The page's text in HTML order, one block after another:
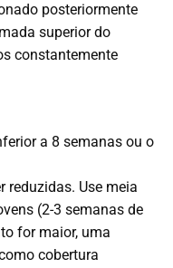
posteriormente
superior do
constantemente
a 8 semanas ou o
reduzidas. Use meia
(2-3 semanas de
for maior, uma
cobertura